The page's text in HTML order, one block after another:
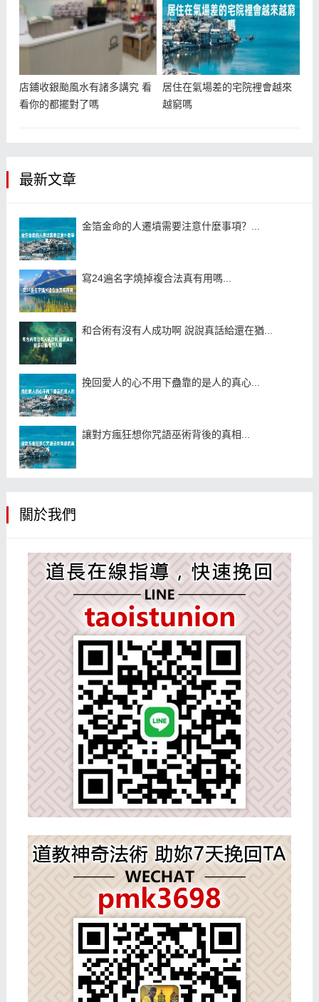
店鋪收銀颱風水有諸多講究 看
看你的都擺對了嗎
居住在氣場差的宅院裡會越來
越窮嗎
最新文章
金箔金命的人遷墳需要注意什麼事項？...
寫24遍名字燒掉複合法真有用嗎...
和合術有沒有人成功啊 說說真話給還在猶...
挽回愛人的心不用下蠱靠的是人的真心...
讓對方瘋狂想你咒語巫術背後的真相...
關於我們